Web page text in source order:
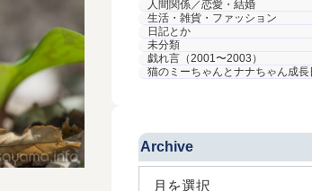
人間関係／恋愛・結婚
生活・雑貨・ファッション
日記とか
未分類
戯れ言（2001〜2003）
猫のミーちゃんとナナちゃん成
Archive